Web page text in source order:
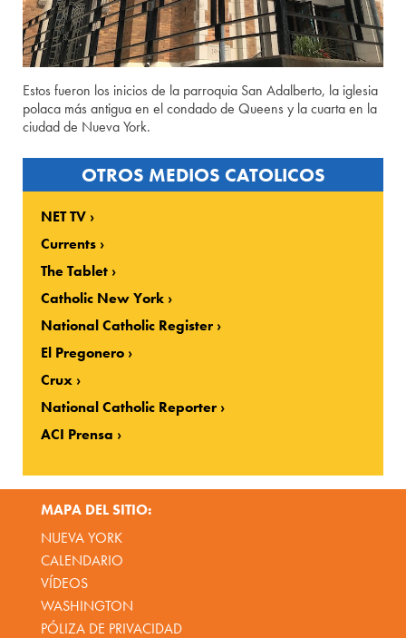
Estos fueron los inicios de la parroquia San Adalberto, la iglesia
polaca más antigua en el condado de Queens y la cuarta en la
ciudad de Nueva York.
OTROS MEDIOS CATOLICOS
NET TV
Currents
The Tablet
Catholic New York
National Catholic Register
El Pregonero
Crux
National Catholic Reporter
ACI Prensa
MAPA DEL SITIO:
NUEVA YORK
CALENDARIO
VÍDEOS
WASHINGTON
PÓLIZA DE PRIVACIDAD